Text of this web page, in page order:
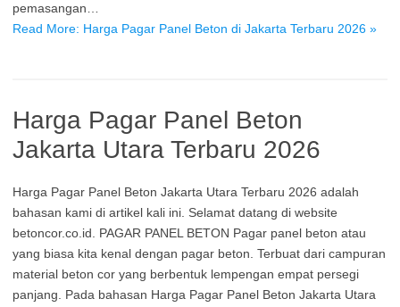
pemasangan…
Read More: Harga Pagar Panel Beton di Jakarta Terbaru 2026 »
Harga Pagar Panel Beton
Jakarta Utara Terbaru 2026
Harga Pagar Panel Beton Jakarta Utara Terbaru 2026 adalah
bahasan kami di artikel kali ini. Selamat datang di website
betoncor.co.id. PAGAR PANEL BETON Pagar panel beton atau
yang biasa kita kenal dengan pagar beton. Terbuat dari campuran
material beton cor yang berbentuk lempengan empat persegi
panjang. Pada bahasan Harga Pagar Panel Beton Jakarta Utara